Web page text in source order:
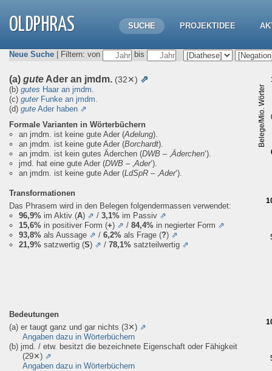
OLDPHRAS SUCHE PROJEKTIDEE
Neue Suche | Filtern: von bis
(a) gute Ader an jmdm. (32✕) ⇗
(b) gutes Haar an jmdm.
(c) guterFunke an jmdm.
(d) gute Ader haben ⇗
Formale Varianten in Wörterbüchern
an jmdm. ist keine gute Ader (Adelung).
an jmdm. ist keine gute Ader (Borchardt).
an jmdm. ist kein gutes Äderchen (DWB – ‚Äderchen‘).
jmd. hat eine gute Ader (DWB – ‚Ader‘).
an jmdm. ist keine gute Ader (LdSpR – ‚Ader‘).
Belege/Mio. Wörter
Transformationen
Das Phrasem wird in den Belegen folgendermassen verwendet:
96,9% im Aktiv (A) ⇗ / 3,1% im Passiv ⇗
15,6% in positiver Form (+) ⇗ / 84,4% in negierter Form ⇗
93,8% als Aussage ⇗ / 6,2% als Frage (?) ⇗
21,9% satzwertig (S) ⇗ / 78,1% satzteilwertig ⇗
Bedeutungen
(a) er taugt ganz und gar nichts (3✕) ⇗
Angaben dazu in Wörterbüchern
(b) jmd. / etw. besitzt die bezeichnete Eigenschaft oder Fähigkeit
(29✕) ⇗
Angaben dazu in Wörterbüchern